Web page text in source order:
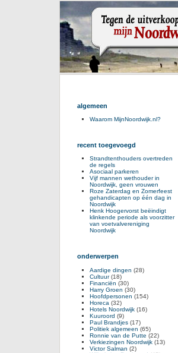
algemeen
Waarom MijnNoordwijk.nl?
recent toegevoegd
Strandtenthouders overtreden
de regels
Asociaal parkeren
Vijf mannen wethouder in
Noordwijk, geen vrouwen
Roze Zaterdag en Zomerfeest
gehandicapten op één dag in
Noordwijk
Henk Hoogervorst beëindigt
klinkende periode als voorzitter
van voetvalvereniging
Noordwijk
onderwerpen
Aardige dingen (28)
Cultuur(18)
Financiën (30)
Harry Groen (30)
Hoofdpersonen (154)
Horeca (32)
Hotels Noordwijk (16)
Kuuroord (9)
Paul Brandjes (17)
Politiek algemeen (65)
Ronnie van de Putte (22)
Verkiezingen Noordwijk (13)
Victor Salman (2)